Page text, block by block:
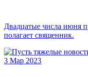
Двадцатые числа июня
полагает священник.
3 Мар 2023